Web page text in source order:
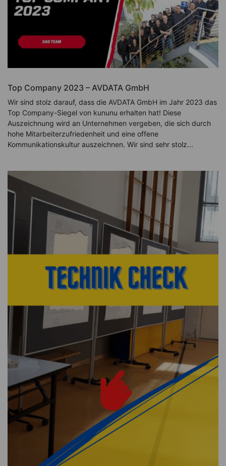
Top Company 2023 – AVDATA GmbH
Wir sind stolz darauf, dass die AVDATA GmbH im Jahr 2023 das
Top Company-Siegel von kununu erhalten hat! Diese
Auszeichnung wird an Unternehmen vergeben, die sich durch
hohe Mitarbeiterzufriedenheit und eine offene
Kommunikationskultur auszeichnen. Wir sind sehr stolz...